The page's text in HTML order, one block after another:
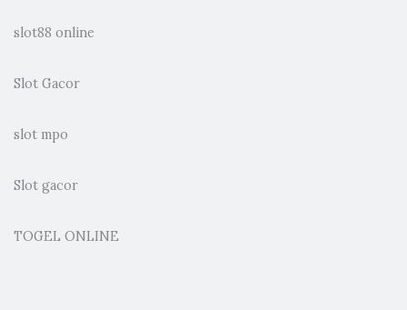
slot88 online
Slot Gacor
slot mpo
Slot gacor
TOGEL ONLINE